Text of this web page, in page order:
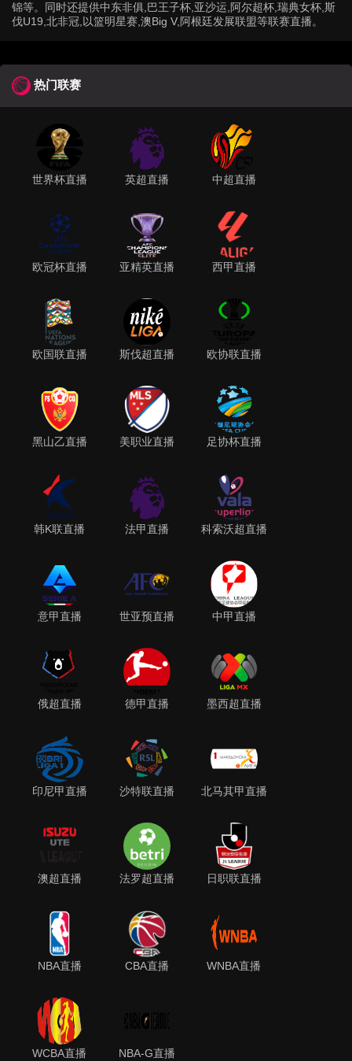
锦等。同时还提供中东非俱,巴王子杯,亚沙运,阿尔超杯,瑞典女杯,斯
伐U19,北非冠,以篮明星赛,澳Big V,阿根廷发展联盟等联赛直播。
热门联赛
世界杯直播 英超直播 中超直播
欧冠杯直播 亚精英直播 西甲直播
欧国联直播 斯伐超直播 欧协联直播
黑山乙直播 美职业直播 足协杯直播
韩K联直播 法甲直播 科索沃超直播
意甲直播 世亚预直播 中甲直播
俄超直播 德甲直播 墨西超直播
印尼甲直播 沙特联直播 北马其甲直播
澳超直播 法罗超直播 日职联直播
NBA直播 CBA直播 WNBA直播
WCBA直播 NBA-G直播